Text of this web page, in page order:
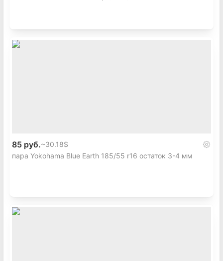
85 руб.~30.18$
пара Yokohama Blue Earth 185/55 r16 остаток 3-4 мм